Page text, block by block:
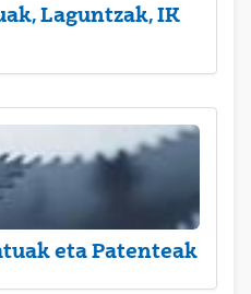
Laguntzak, IK
eta Patenteak